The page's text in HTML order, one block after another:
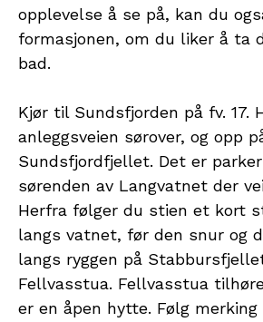
opplevelse å se på, kan du
formasjonen, om du liker å ta
bad.
Kjør til Sundsfjorden på fv. 17.
anleggsveien sørover, og opp
Sundsfjordfjellet. Det er
sørenden av Langvatnet der
Herfra følger du stien et kort
langs vatnet, før den snur og
langs ryggen på
Fellvasstua. Fellvasstua
er en åpen hytte. Følg merking